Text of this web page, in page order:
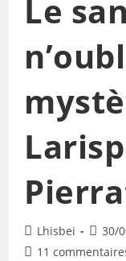
Le
Lhisbei 30/
11